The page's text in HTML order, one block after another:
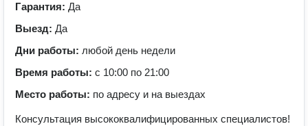
Гарантия: Да
Выезд: Да
Дни работы: любой день недели
Время работы: с 10:00 по 21:00
Место работы: по адресу и на выездах
Консультация высококвалифицированных специалистов!